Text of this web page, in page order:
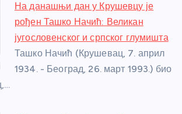
На данашњи дан у Крушевцу је
рођен Ташко Начић: Великан
југословенског и српског глумишта
Ташко Начић (Крушевац, 7. април
1934. - Београд, 26. март 1993.) био